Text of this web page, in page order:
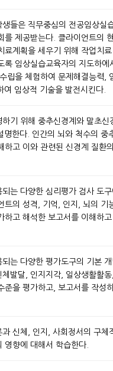
들은 직무중심의 전공임상실
를 제공받는다. 클라이언트의
료계획을 세우기 위해 작업치
록 임상실습교육자의 지도하에
립을 체험하여 문제해결능력,
여 임상적 기술을 발전시킨다.
기 위해 중추신경계와 말초신
명한다. 인간의 뇌와 척수의 중
하고 이와 관련된 신경계 질환
는 다양한 심리평가 검사 도
트의 성격, 기억, 인지, 뇌의 기
하고 해석한 보고서를 이해하
는 다양한 평가도구의 기본
발달, 인지지각, 일상생활활
준을 평가하고, 보고서를 작성
신체, 인지, 사회정서의 구체
영향에 대해서 학습한다.